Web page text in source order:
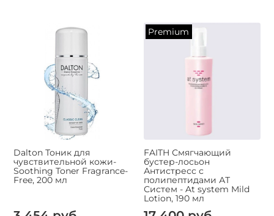
Dalton Тоник для
чувствительной кожи-
Soothing Toner Fragrance-
Free, 200 мл
Premium
FAITH Смягчающий
бустер-лосьон
Антистресс с
полипептидами АТ
Систем - At system Mild
Lotion, 190 мл